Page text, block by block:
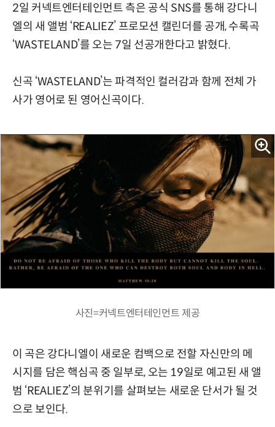
2일 커넥트엔터테인먼트 측은 공식 SNS를 통해 강다니
엘의 새 앨범 ‘REALIEZ’ 프로모션 캘린더를 공개, 수록곡
‘WASTELAND’를 오는 7일 선공개한다고 밝혔다.
신곡 ‘WASTELAND’는 파격적인 컬러감과 함께 전체 가
사가 영어로 된 영어신곡이다.
사진=커넥트엔터테인먼트 제공
이 곡은 강다니엘이 새로운 컴백으로 전할 자신만의 메
시지를 담은 핵심곡 중 일부로, 오는 19일로 예고된 새 앨
범 ‘REALIEZ’의 분위기를 살펴보는 새로운 단서가 될 것
으로 보인다.